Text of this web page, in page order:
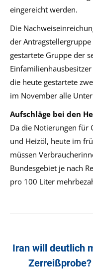
eingereicht werden.
Die
der
gestartete Gruppe der
die heute gestartete
im November alle
Aufschläge bei den
Da die Notierungen für
und Heizöl, heute im
müssen
Bundesgebiet je nach
pro 100 Liter
Iran will deutlich